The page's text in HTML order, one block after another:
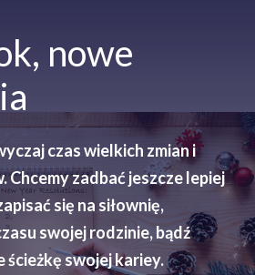
nowe
czas wielkich zmian i
Chcemy zadbać jeszcze lepiej
się na siłownię,
swojej rodzinie, bądź
ścieżkę swojej kariey.